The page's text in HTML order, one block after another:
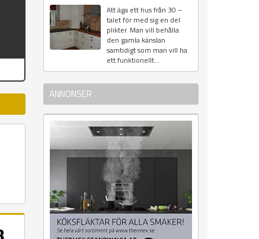
Att äga ett hus från 30 –
talet för med sig en del
plikter. Man vill behålla
den gamla känslan
samtidigt som man vill ha
ett funktionellt...
ANNONSER